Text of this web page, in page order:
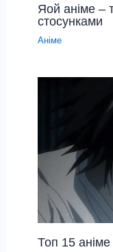
Яой аніме –
стосунками
Аніме
Топ 15 аніме